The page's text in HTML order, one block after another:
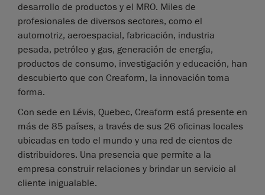
desarrollo de productos y el MRO. Miles de
profesionales de diversos sectores, como el
automotriz, aeroespacial, fabricación, industria
pesada, petróleo y gas, generación de energía,
productos de consumo, investigación y educación, han
descubierto que con Creaform, la innovación toma
forma.
Con sede en Lévis, Quebec, Creaform está presente en
más de 85 países, a través de sus 26 oficinas locales
ubicadas en todo el mundo y una red de cientos de
distribuidores. Una presencia que permite a la
empresa construir relaciones y brindar un servicio al
cliente inigualable.